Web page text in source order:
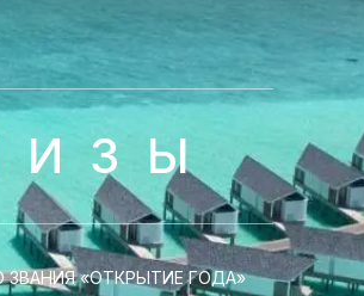
ЗВАНИЯ «ОТКРЫТИЕ ГОДА»